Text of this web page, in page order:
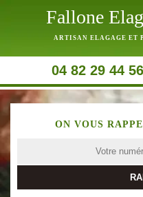
Fallone
ARTISAN ELAGAGE ET
04 82 29 44 56
ON VOUS